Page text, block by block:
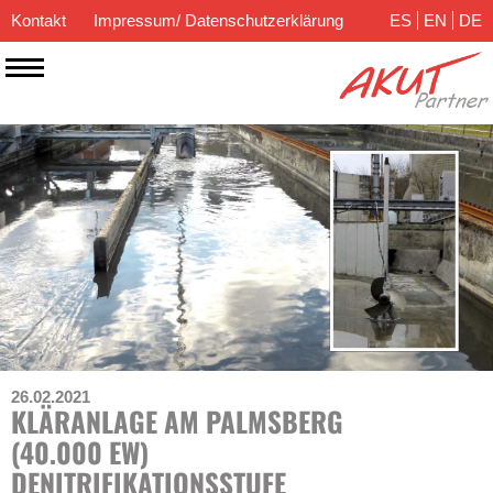
Kontakt Impressum/ Datenschutzerklärung ES EN DE
26.02.2021
KLÄRANLAGE AM PALMSBERG
(40.000 EW)
DENITRIFIKATIONSSTUFE